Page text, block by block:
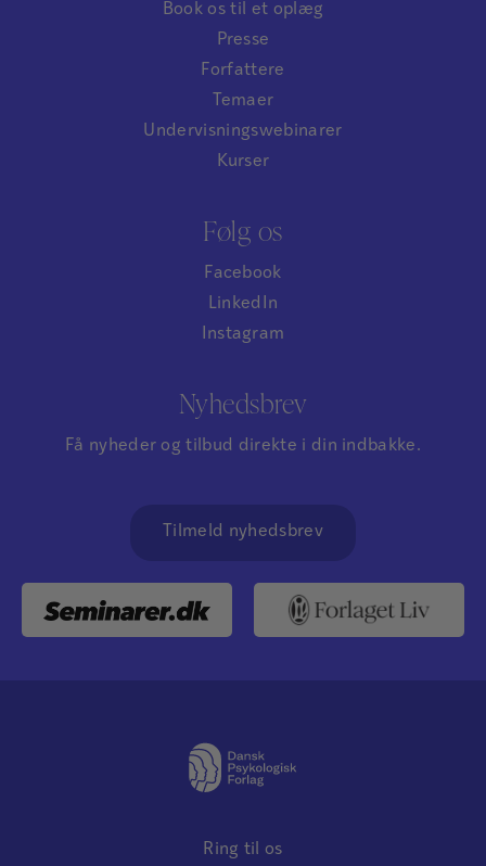
Book os til et oplæg
Presse
Forfattere
Temaer
Undervisningswebinarer
Kurser
Følg os
Facebook
LinkedIn
Instagram
Nyhedsbrev
Få nyheder og tilbud direkte i din indbakke.
Tilmeld nyhedsbrev
Ring til os